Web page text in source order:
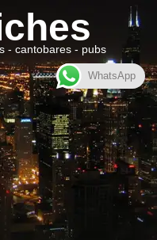
- cantobares - pubs
WhatsApp